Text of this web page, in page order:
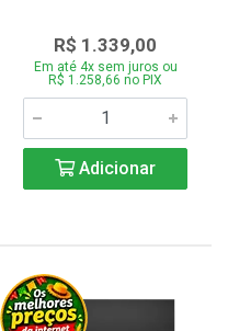
R$ 1.339,00
Em até 4x sem juros ou
R$ 1.258,66 no PIX
Adicionar